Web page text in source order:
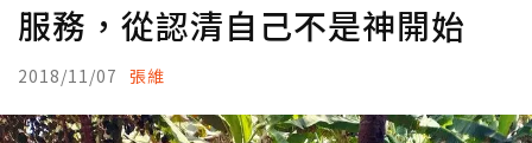
服務，從認清自己不是神開始
2018/11/07 張維